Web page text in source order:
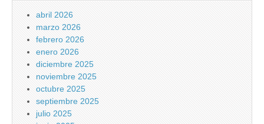
abril 2026
marzo 2026
febrero 2026
enero 2026
diciembre 2025
noviembre 2025
octubre 2025
septiembre 2025
julio 2025